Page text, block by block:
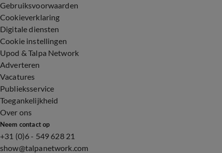
Gebruiksvoorwaarden
Cookieverklaring
Digitale diensten
Cookie instellingen
Upod & Talpa Network
Adverteren
Vacatures
Publieksservice
Toegankelijkheid
Over ons
Neem contact op
+31 (0)6 - 549 628 21
show@talpanetwork.com